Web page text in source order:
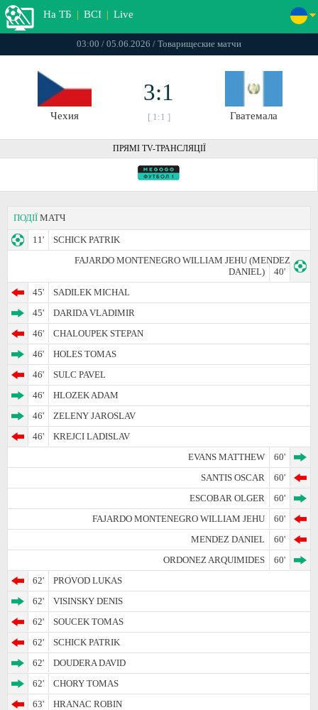
На ТБ | ВСІ | Live
03:00 / 05.06.2026 / Товарищеские матчи
Чехия
3:1
[ 1:1 ] Гватемала
ПРЯМІ TV-ТРАНСЛЯЦІЇ
ПОДІЇ МАТЧ
11'
SCHICK PATRIK
FAJARDO MONTENEGRO WILLIAM JEHU (MENDEZ
DANIEL)
40'
45'
SADILEK MICHAL
45'
DARIDA VLADIMIR
46'
CHALOUPEK STEPAN
46'
HOLES TOMAS
46'
SULC PAVEL
46'
HLOZEK ADAM
46'
ZELENY JAROSLAV
46'
KREJCI LADISLAV
EVANS MATTHEW
60'
SANTIS OSCAR
60'
ESCOBAR OLGER
60'
FAJARDO MONTENEGRO WILLIAM JEHU
60'
MENDEZ DANIEL
60'
ORDONEZ ARQUIMIDES
60'
62'
PROVOD LUKAS
62'
VISINSKY DENIS
62'
SOUCEK TOMAS
62'
SCHICK PATRIK
62'
DOUDERA DAVID
62'
CHORY TOMAS
63'
HRANAC ROBIN